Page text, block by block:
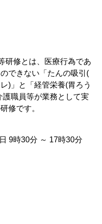
研修とは、医療行為であ
できない「たんの吸引(
)」と「経管栄養(胃ろう
護職員等が業務として実
修です。
9時30分 ～ 17時30分